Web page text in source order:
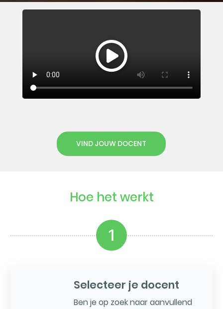
VIND JOUW DOCENT
Hoe het werkt
1
Selecteer je docent
Ben je op zoek naar aanvullend